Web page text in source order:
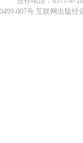
007号 互联网出版